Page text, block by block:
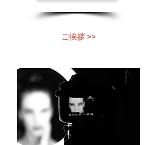
ご挨拶 >>